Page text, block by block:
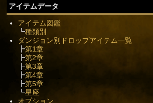
アイテムデータ
アイテム図鑑
┗種類別
ダンジョン別ドロップアイテム一覧
┣第1章
┣第2章
┣第3章
┣第4章
┣第5章
┗星座
オプション